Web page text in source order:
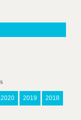
2020 2019 2018